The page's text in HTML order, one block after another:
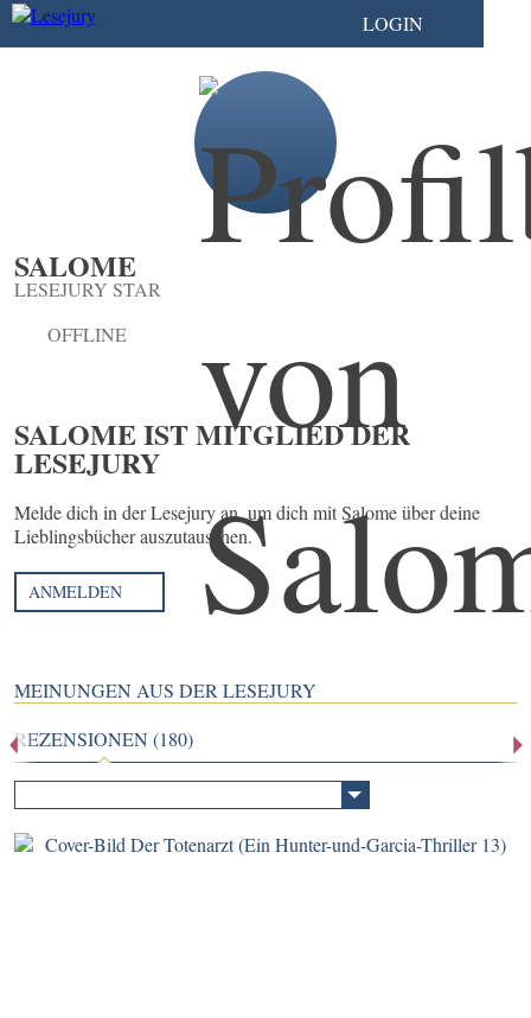
LOGIN
SALOME
LESEJURY STAR
OFFLINE
SALOME IST MITGLIED DER
LESEJURY
Melde dich in der Lesejury an, um dich mit Salome über deine
Lieblingsbücher auszutauschen.
ANMELDEN
MEINUNGEN AUS DER LESEJURY
REZENSIONEN (180)